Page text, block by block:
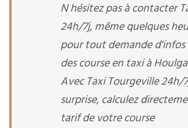
N hésitez pas à contacter
24h/7j, même quelques
pour tout demande d'infos
des course en taxi à
Avec Taxi Tourgeville 24h/
surprise, calculez
tarif de votre course